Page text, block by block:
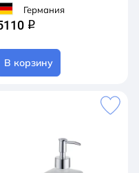
Германия
q
В корзину